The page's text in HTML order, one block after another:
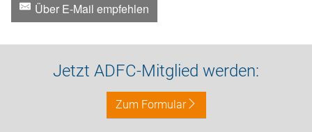
Über E-Mail empfehlen
Jetzt ADFC-Mitglied werden:
Zum Formular